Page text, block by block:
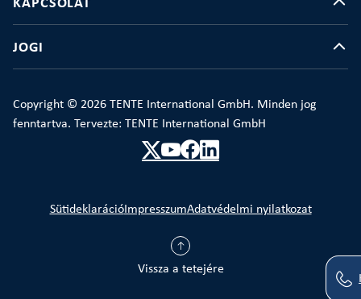
KAPCSOLAT
JOGI
Copyright © 2026 TENTE International GmbH. Minden jog
fenntartva. Tervezte: TENTE International GmbH
Vissza a tetejére
SütideklarációImpresszumAdatvédelmi nyilatkozat